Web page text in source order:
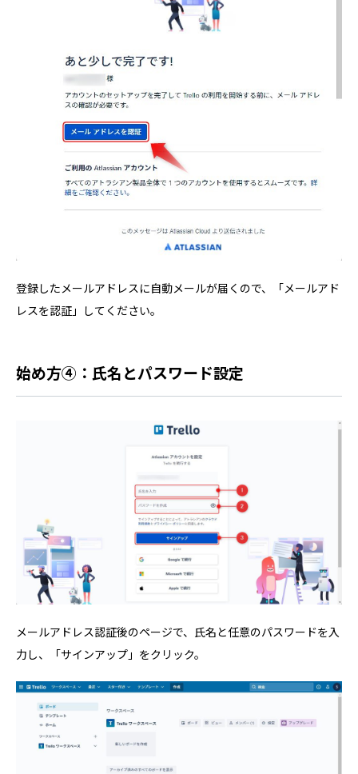
登録したメールアドレスに自動メールが届くので、「メールアド
レスを認証」してください。
始め方④：氏名とパスワード設定
メールアドレス認証後のページで、氏名と任意のパスワードを入
力し、「サインアップ」をクリック。